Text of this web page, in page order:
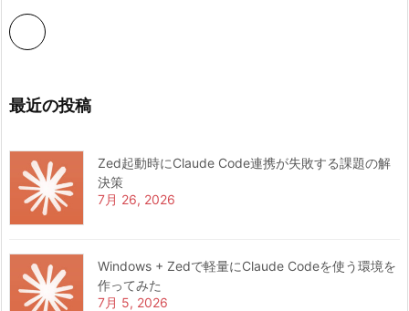
最近の投稿
Zed起動時にClaude Code連携が失敗する課題の解
決策
7月 26, 2026
Windows + Zedで軽量にClaude Codeを使う環境を
作ってみた
7月 5, 2026